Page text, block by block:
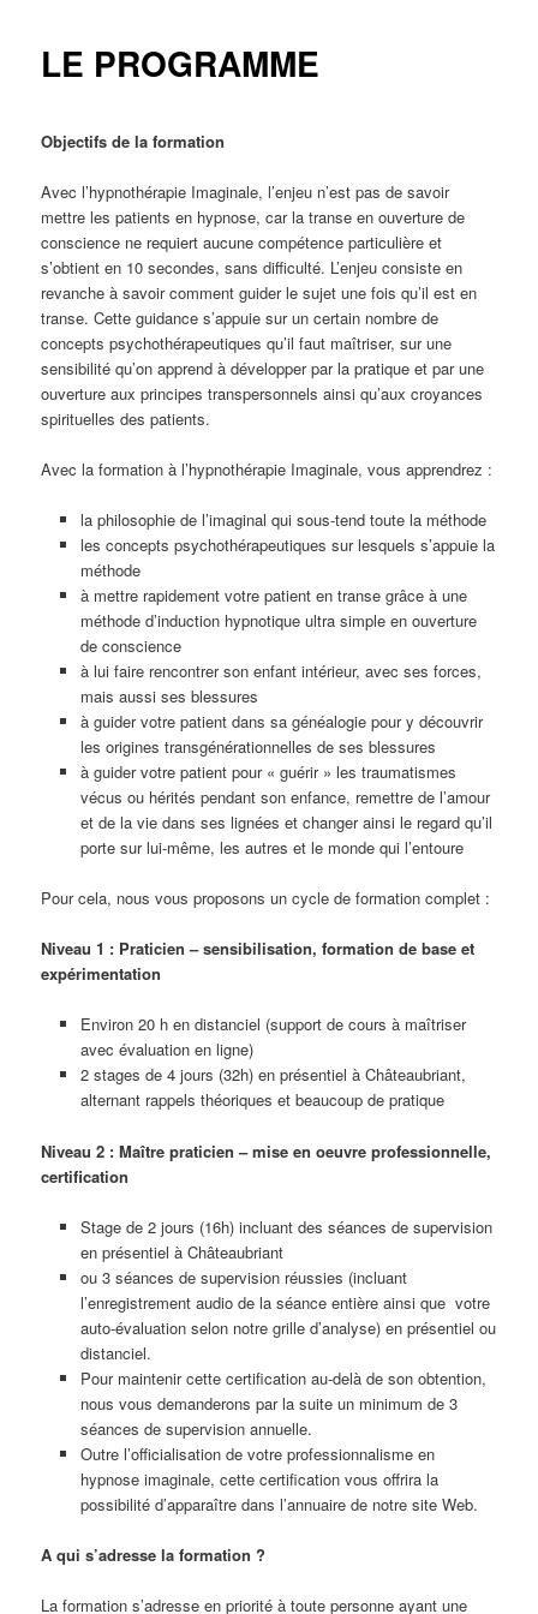
LE PROGRAMME
Objectifs de la formation
Avec l’hypnothérapie Imaginale, l’enjeu n’est pas de savoir
mettre les patients en hypnose, car la transe en ouverture de
conscience ne requiert aucune compétence particulière et
s’obtient en 10 secondes, sans difficulté. L’enjeu consiste en
revanche à savoir comment guider le sujet une fois qu’il est en
transe. Cette guidance s’appuie sur un certain nombre de
concepts psychothérapeutiques qu’il faut maîtriser, sur une
sensibilité qu’on apprend à développer par la pratique et par une
ouverture aux principes transpersonnels ainsi qu’aux croyances
spirituelles des patients.
Avec la formation à l’hypnothérapie Imaginale, vous apprendrez :
la philosophie de l’imaginal qui sous-tend toute la méthode
les concepts psychothérapeutiques sur lesquels s’appuie la
méthode
à mettre rapidement votre patient en transe grâce à une
méthode d’induction hypnotique ultra simple en ouverture
de conscience
à lui faire rencontrer son enfant intérieur, avec ses forces,
mais aussi ses blessures
à guider votre patient dans sa généalogie pour y découvrir
les origines transgénérationnelles de ses blessures
à guider votre patient pour « guérir » les traumatismes
vécus ou hérités pendant son enfance, remettre de l’amour
et de la vie dans ses lignées et changer ainsi le regard qu’il
porte sur lui-même, les autres et le monde qui l’entoure
Pour cela, nous vous proposons un cycle de formation complet :
Niveau 1 : Praticien – sensibilisation, formation de base et
expérimentation
Environ 20 h en distanciel (support de cours à maîtriser
avec évaluation en ligne)
2 stages de 4 jours (32h) en présentiel à Châteaubriant,
alternant rappels théoriques et beaucoup de pratique
Niveau 2 : Maître praticien – mise en oeuvre professionnelle,
certification
Stage de 2 jours (16h) incluant des séances de supervision
en présentiel à Châteaubriant
ou 3 séances de supervision réussies (incluant
l’enregistrement audio de la séance entière ainsi que votre
auto-évaluation selon notre grille d’analyse) en présentiel ou
distanciel.
Pour maintenir cette certification au-delà de son obtention,
nous vous demanderons par la suite un minimum de 3
séances de supervision annuelle.
Outre l’officialisation de votre professionnalisme en
hypnose imaginale, cette certification vous offrira la
possibilité d’apparaître dans l’annuaire de notre site Web.
A qui s’adresse la formation ?
La formation s’adresse en priorité à toute personne ayant une